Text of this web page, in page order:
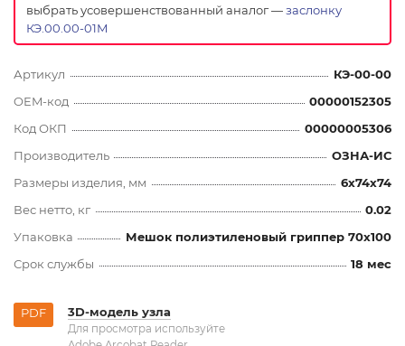
выбрать усовершенствованный аналог —заслонку
КЭ.00.00-01М
Артикул
КЭ-00-00
OEM-код
00000152305
Код ОКП
00000005306
Производитель
ОЗНА-ИС
Размеры изделия, мм
6x74x74
Вес нетто, кг
0.02
Упаковка
Мешок полиэтиленовый гриппер 70х100
Срок службы
18 мес
PDF 3D-модель узла
Для просмотра используйте